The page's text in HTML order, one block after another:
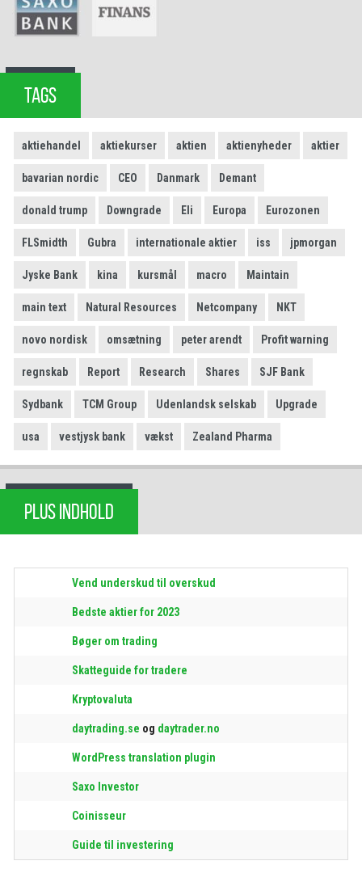
TAGS
aktiehandel aktiekurser aktien aktienyheder aktier
bavarian nordic CEO Danmark Demant
donald trump Downgrade Eli Europa Eurozonen
FLSmidth Gubra internationale aktier iss jpmorgan
Jyske Bank kina kursmål macro Maintain
main text Natural Resources Netcompany NKT
novo nordisk omsætning peter arendt Profit warning
regnskab Report Research Shares SJF Bank
Sydbank TCM Group Udenlandsk selskab Upgrade
usa vestjysk bank vækst Zealand Pharma
PLUS INDHOLD
Vend underskud til overskud
Bedste aktier for 2023
Bøger om trading
Skatteguide for tradere
Kryptovaluta
daytrading.se og daytrader.no
WordPress translation plugin
Saxo Investor
Coinisseur
Guide til investering